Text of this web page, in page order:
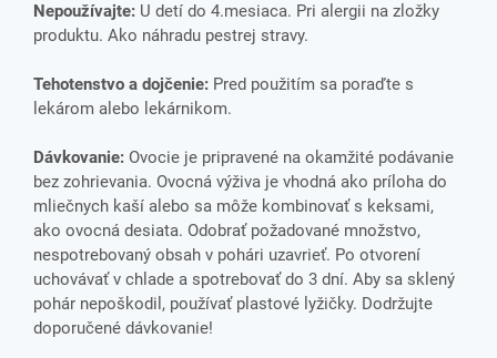
Nepoužívajte: U detí do 4.mesiaca. Pri alergii na zložky
produktu. Ako náhradu pestrej stravy.
Tehotenstvo a dojčenie: Pred použitím sa poraďte s
lekárom alebo lekárnikom.
Dávkovanie: Ovocie je pripravené na okamžité podávanie
bez zohrievania. Ovocná výživa je vhodná ako príloha do
mliečnych kaší alebo sa môže kombinovať s keksami,
ako ovocná desiata. Odobrať požadované množstvo,
nespotrebovaný obsah v pohári uzavrieť. Po otvorení
uchovávať v chlade a spotrebovať do 3 dní. Aby sa sklený
pohár nepoškodil, používať plastové lyžičky. Dodržujte
doporučené dávkovanie!